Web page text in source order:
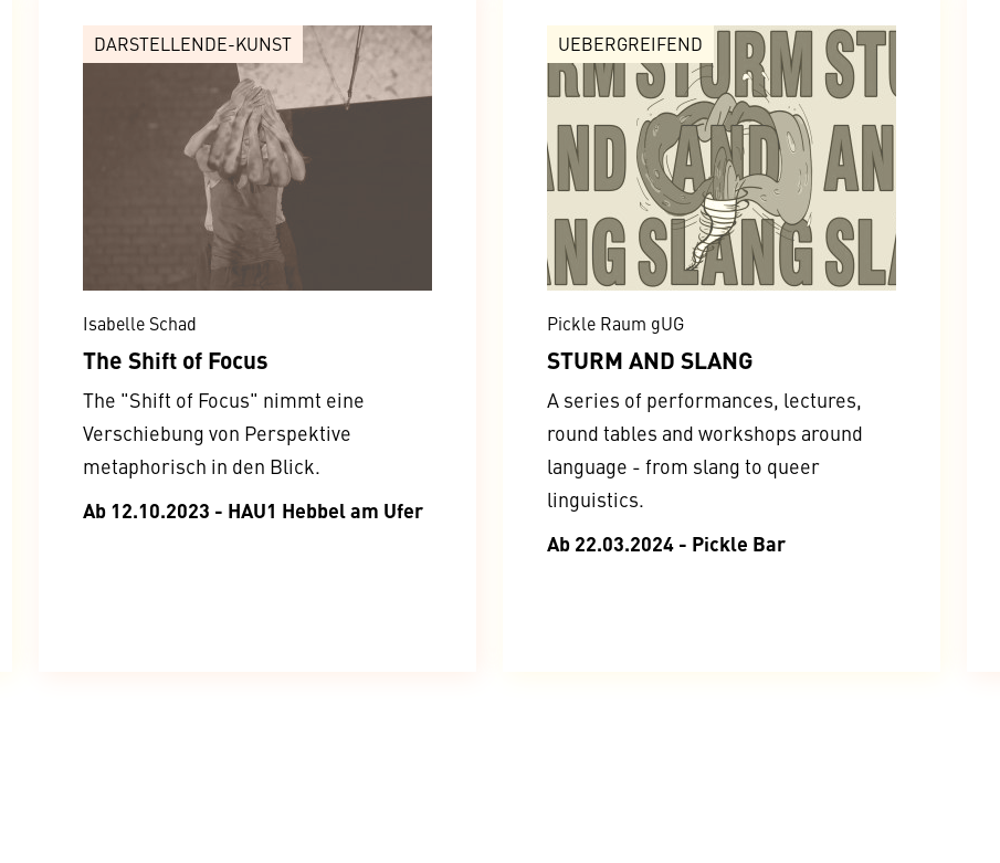
DARSTELLENDE-KUNST
Isabelle Schad
The Shift of Focus
The "Shift of Focus" nimmt eine
Verschiebung von Perspektive
metaphorisch in den Blick.
Ab 12.10.2023 - HAU1 Hebbel am Ufer
UEBERGREIFEND
Pickle Raum gUG
STURM AND SLANG
A series of performances, lectures,
round tables and workshops around
language - from slang to queer
linguistics.
Ab 22.03.2024 - Pickle Bar